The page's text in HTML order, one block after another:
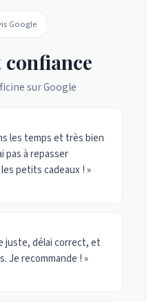
Google
sur Google
les temps et très bien
pas à repasser
petits cadeaux ! »
juste, délai correct, et
Je recommande ! »